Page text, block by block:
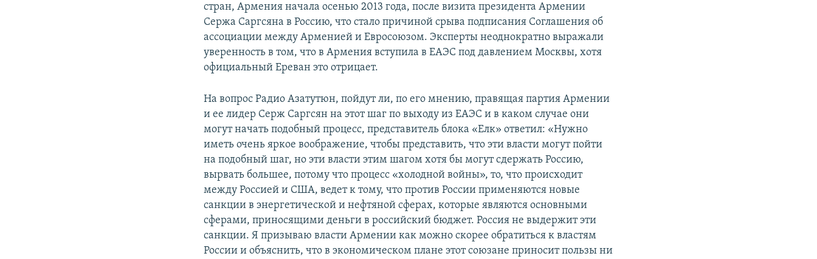
стран, Армения начала осенью 2013 года, после визита президента Армении
Сержа Саргсяна в Россию, что стало причиной срыва подписания Соглашения об
ассоциации между Арменией и Евросоюзом. Эксперты неоднократно выражали
уверенность в том, что в Армения вступила в ЕАЭС под давлением Москвы, хотя
официальный Ереван это отрицает.
На вопрос Радио Азатутюн, пойдут ли, по его мнению, правящая партия Армении
и ее лидер Серж Саргсян на этот шаг по выходу из ЕАЭС и в каком случае они
могут начать подобный процесс, представитель блока «Елк» ответил: «Нужно
иметь очень яркое воображение, чтобы представить, что эти власти могут пойти
на подобный шаг, но эти власти этим шагом хотя бы могут сдержать Россию,
вырвать большее, потому что процесс «холодной войны», то, что происходит
между Россией и США, ведет к тому, что против России применяются новые
санкции в энергетической и нефтяной сферах, которые являются основными
сферами, приносящими деньги в российский бюджет. Россия не выдержит эти
санкции. Я призываю власти Армении как можно скорее обратиться к властям
России и объяснить, что в экономическом плане этот союзане приносит пользы ни